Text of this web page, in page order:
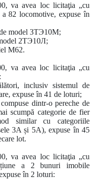
va avea loc licitaţia „cu
82 locomotive, expuse în
model 3ТЭ10М;
2ТЭ10Л;
M62.
va avea loc licitaţia „cu
inclusiv sistemul de
expuse în 41 de loturi;
dintr-o pereche de
scumpă categorie de fier
similar cu categoriile
3A și 5A), expuse în 45
lot.
, va avea loc licitaţia „cu
a 2 bunuri imobile
în 2 loturi: